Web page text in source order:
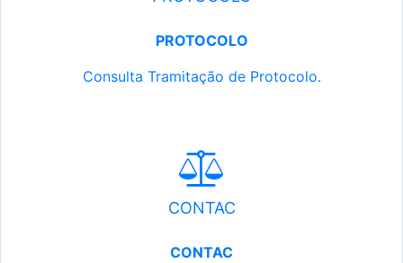
PROTOCOLO
Consulta Tramitação de Protocolo.
CONTAC
CONTAC